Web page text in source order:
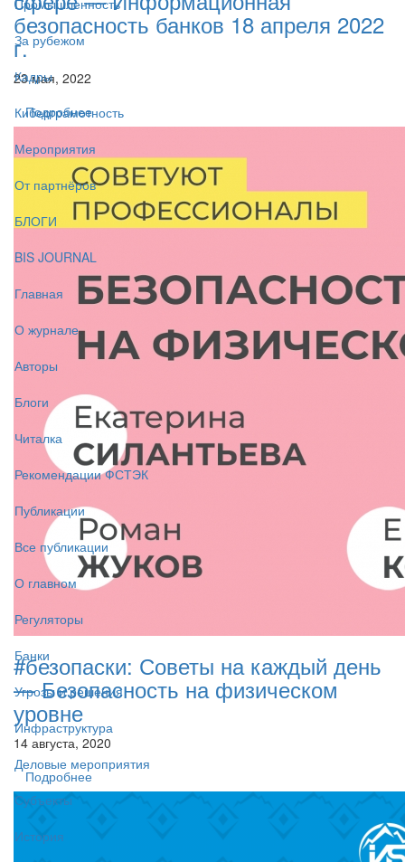
Промышленность
За рубежом
Кадры
Киберграмотность
Мероприятия
От партнёров
БЛОГИ
BIS JOURNAL
Главная
О журнале
Авторы
Блоги
Читалка
Рекомендации ФСТЭК
Публикации
Все публикации
О главном
Регуляторы
Банки
Угрозы и решения
Инфраструктура
Деловые мероприятия
Субъекты
История
безопасность банков 18 апреля 2022
г.
23 мая, 2022
Подробнее
#безопаски: Советы на каждый день
— Безопасность на физическом
уровне
14 августа, 2020
Подробнее